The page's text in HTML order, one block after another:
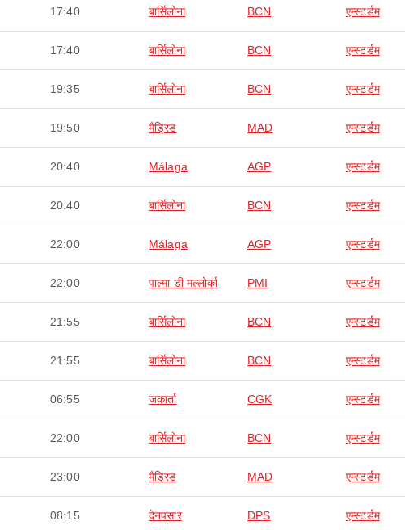
17:40 बार्सिलोना BCN एम्स्टर्डम
17:40 बार्सिलोना BCN एम्स्टर्डम
19:35 बार्सिलोना BCN एम्स्टर्डम
19:50 मैड्रिड MAD एम्स्टर्डम
20:40 Málaga AGP एम्स्टर्डम
20:40 बार्सिलोना BCN एम्स्टर्डम
22:00 Málaga AGP एम्स्टर्डम
22:00 पाल्मा डी मल्लोर्का PMI एम्स्टर्डम
21:55 बार्सिलोना BCN एम्स्टर्डम
21:55 बार्सिलोना BCN एम्स्टर्डम
06:55 जकार्ता CGK एम्स्टर्डम
22:00 बार्सिलोना BCN एम्स्टर्डम
23:00 मैड्रिड MAD एम्स्टर्डम
08:15 देनपसार DPS एम्स्टर्डम